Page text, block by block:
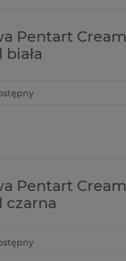
Pentart Cream
Pentart Cream
czarna